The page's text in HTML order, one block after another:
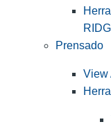
Prensado
View